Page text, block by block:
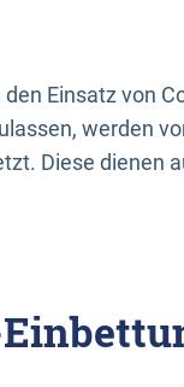
Einsatz von
werden
Diese dienen